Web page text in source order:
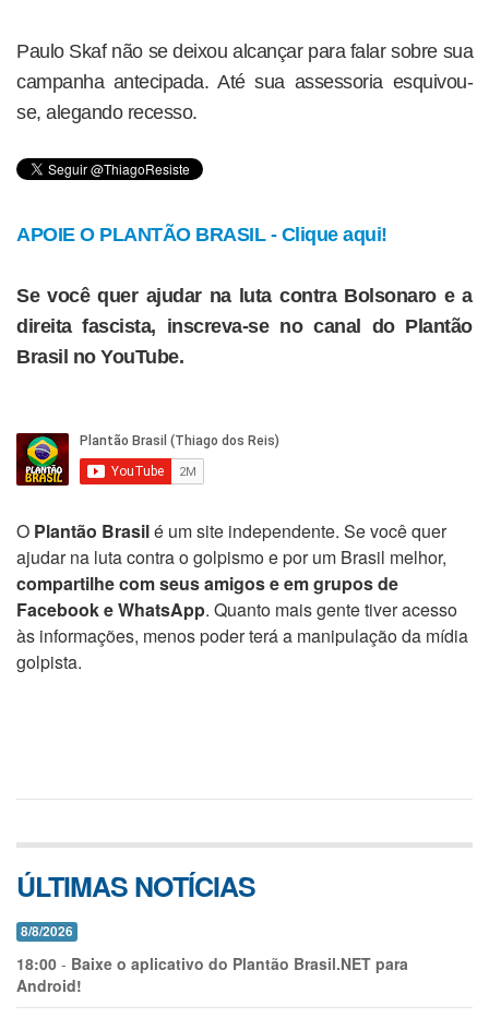
Paulo Skaf não se deixou alcançar para falar sobre sua
campanha antecipada. Até sua assessoria esquivou-
se, alegando recesso.
APOIE O PLANTÃO BRASIL - Clique aqui!
Se você quer ajudar na luta contra Bolsonaro e a
direita fascista, inscreva-se no canal do Plantão
Brasil no YouTube.
O Plantão Brasilé um site independente. Se você quer
ajudar na luta contra o golpismo e por um Brasil melhor,
compartilhe com seus amigos e em grupos de
Facebook e WhatsApp. Quanto mais gente tiver acesso
às informações, menos poder terá a manipulação da mídia
golpista.
ÚLTIMAS NOTÍCIAS
8/8/2026
18:00 - Baixe o aplicativo do Plantão Brasil.NET para
Android!